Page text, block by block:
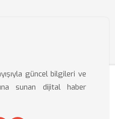
güncel bilgileri ve
sunan dijital haber